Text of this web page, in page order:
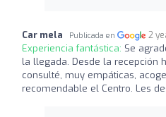
Car mela Publicada en 2
Experiencia fantástica: Se
la llegada. Desde la recepción
consulté, muy empáticas,
recomendable el Centro. Les